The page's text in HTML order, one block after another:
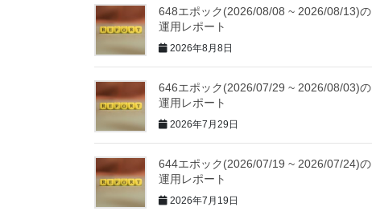
648エポック(2026/08/08 ~ 2026/08/13)の
運用レポート
2026年8月8日
646エポック(2026/07/29 ~ 2026/08/03)の
運用レポート
2026年7月29日
644エポック(2026/07/19 ~ 2026/07/24)の
運用レポート
2026年7月19日